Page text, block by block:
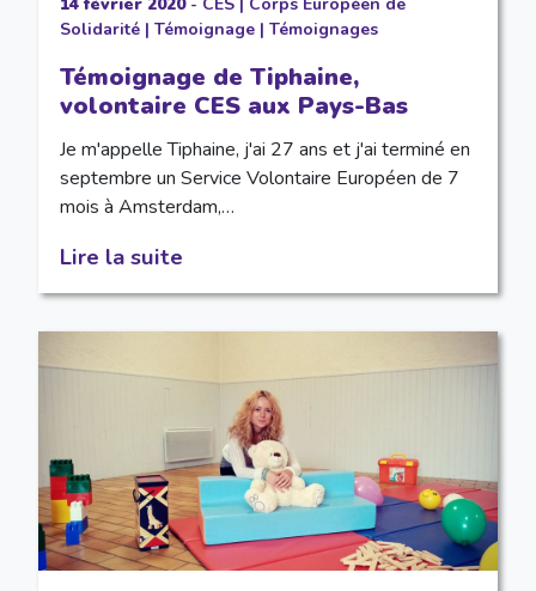
Solidarité| Témoignage| Témoignages
Témoignage de Tiphaine,
volontaire CES aux Pays-Bas
Je m'appelle Tiphaine, j'ai 27 ans et j'ai terminé en
septembre un Service Volontaire Européen de 7
mois à Amsterdam,…
Lire la suite